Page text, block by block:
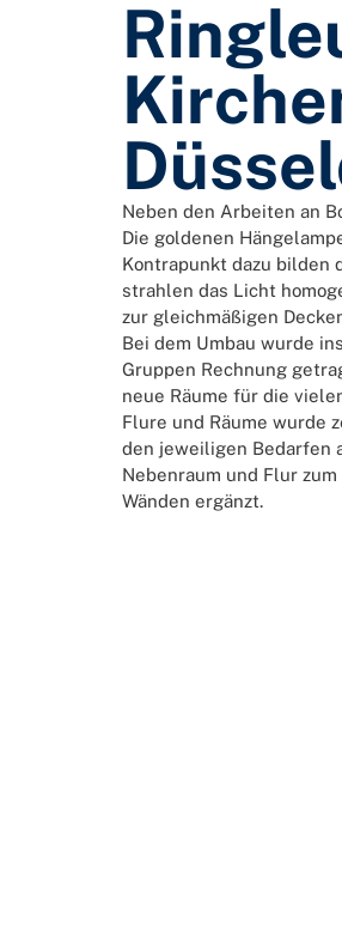
Neben den Arbeiten an
Die goldenen
Kontrapunkt dazu bilden
strahlen das Licht
zur gleichmäßigen
Bei dem Umbau wurde
Gruppen Rechnung
neue Räume für die
Flure und Räume wurde
den jeweiligen Bedarfen
Nebenraum und Flur
Wänden ergänzt.